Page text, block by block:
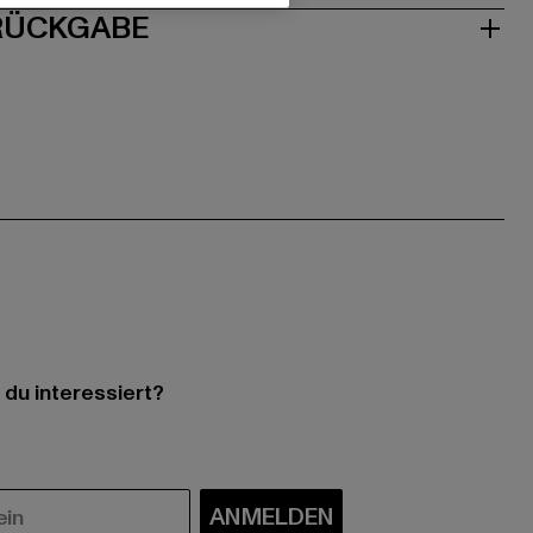
interessiert?
ANMELDEN